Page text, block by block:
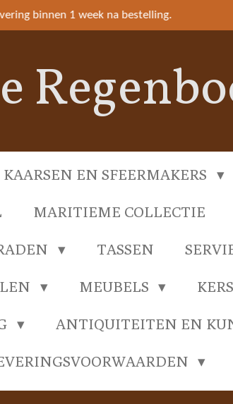
binnen 1 week na bestelling.
KAARSEN EN SFEERMAKERS
MARITIEME COLLECTIE
TASSEN
MEUBELS
ANTIQUITEITEN EN